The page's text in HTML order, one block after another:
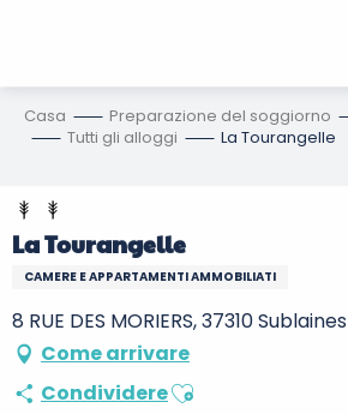
Casa Preparazione del soggiorno
Tutti gli alloggi
La Tourangelle
La Tourangelle
CAMERE E APPARTAMENTI AMMOBILIATI
8 RUE DES MORIERS, 37310 Sublaines
Come arrivare
CondividereAjouter aux favoris